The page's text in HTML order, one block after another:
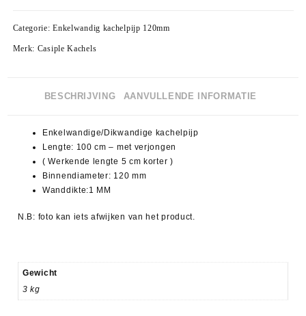
Categorie:Enkelwandig kachelpijp 120mm
Merk: Casiple Kachels
BESCHRIJVING AANVULLENDE INFORMATIE
Enkelwandige/Dikwandige kachelpijp
Lengte: 100 cm – met verjongen
( Werkende lengte 5 cm korter )
Binnendiameter: 120 mm
Wanddikte:1 MM
N.B: foto kan iets afwijken van het product.
Gewicht
3 kg